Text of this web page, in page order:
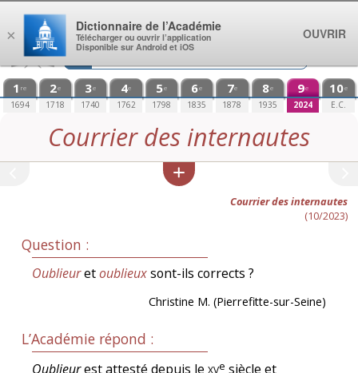
Aller au contenu
1 re
1694
2e
1718
3e
1740
4e
1762
5e
1798
6e
1835
7e
1878
8e
1935
9e
2024
10e
E.C.
Courrier des internautes
Courrier des internautes
(10/2023)
Question :
Oublieuretoublieuxsont-ils corrects ?
Christine M. (Pierrefitte-sur-Seine)
L’Académie répond :
Oublieurest attesté depuis le xve siècle et
×
Dictionnaire de l’Académie
Télécharger ou ouvrir l’application
Disponible sur Android et iOS
OUVRIR